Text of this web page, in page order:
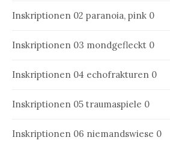
Inskriptionen 02 paranoia, pink 0
Inskriptionen 03 mondgefleckt 0
Inskriptionen 04 echofrakturen 0
Inskriptionen 05 traumaspiele 0
Inskriptionen 06 niemandswiese 0